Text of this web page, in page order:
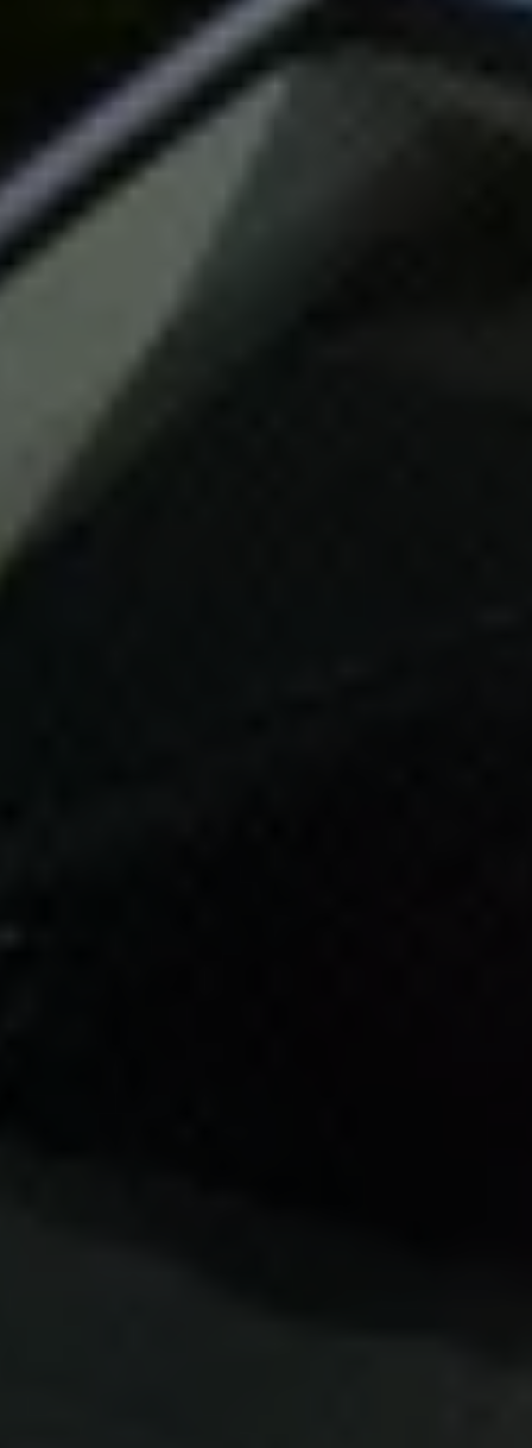
Volkswagen Kundenbetreuung